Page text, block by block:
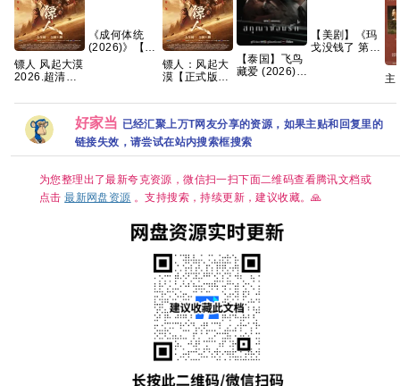
镖人 风起大漠
2026.超清杜
轨 内嵌简繁字
《成何体统
(2026)》【4K
【夸克/百度】
镖人：风起大
漠【正式版】
京、谢霆锋｜
【蓝光原盘
REMUX｜国
【泰国】飞鸟
藏爱 (2026)
【美剧】《玛
戈没钱了 第一
主
好家当 已经汇聚上万T网友分享的资源，如果主贴和回复里的
链接失效，请尝试在站内搜索框搜索
为您整理出了最新夸克资源，微信扫一扫下面二维码查看腾讯文档或
点击最新网盘资源 。支持搜索，持续更新，建议收藏。🙏